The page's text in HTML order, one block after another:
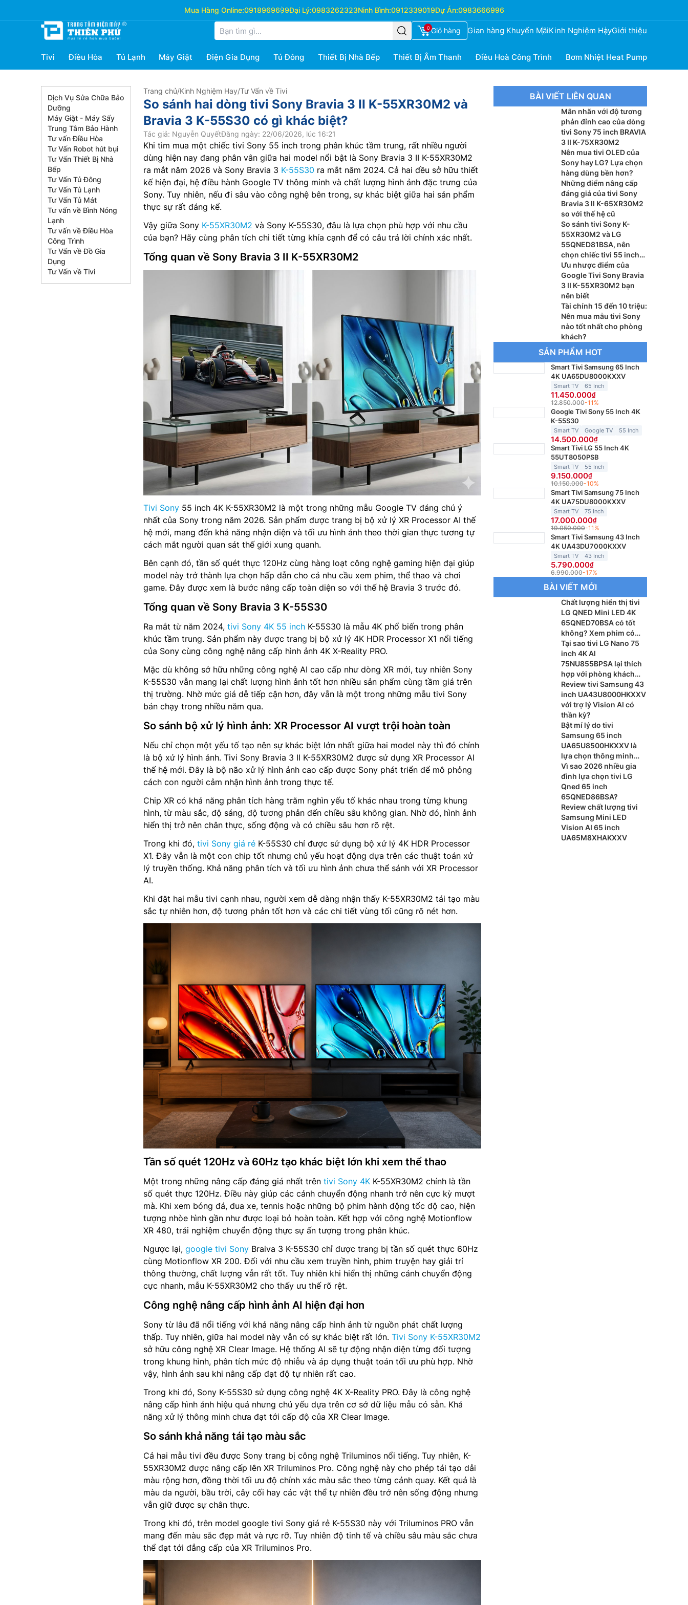
Mua Hàng Online:0918969699Đại Lý:0983262323Ninh Bình:0912339019Dự Án:0983666996
0 Giỏ hàng Gian hàng Khuyến MãiKinh Nghiệm HayGiới thiệu
Tivi Điều Hòa Tủ Lạnh Máy Giặt Điện Gia Dụng Tủ Đông Thiết Bị Nhà Bếp Thiết Bị Âm Thanh Điều Hoà Công Trình Bơm Nhiệt Heat Pump
Dịch Vụ Sửa Chữa Bảo
Dưỡng
Máy Giặt - Máy Sấy
Trung Tâm Bảo Hành
Tư vấn Điều Hòa
Tư Vấn Robot hút bụi
Tư Vấn Thiết Bị Nhà
Bếp
Tư Vấn Tủ Đông
Tư Vấn Tủ Lạnh
Tư Vấn Tủ Mát
Tư vấn về Bình Nóng
Lạnh
Tư vấn về Điều Hòa
Công Trình
Tư Vấn về Đồ Gia
Dụng
Tư Vấn về Tivi
Trang chủ/Kinh Nghiệm Hay/Tư Vấn về Tivi
So sánh hai dòng tivi Sony Bravia 3 II K-55XR30M2 và
Bravia 3 K-55S30 có gì khác biệt?
Tác giả: Nguyễn QuyếtĐăng ngày: 22/06/2026, lúc 16:21
Khi tìm mua một chiếc tivi Sony 55 inch trong phân khúc tầm trung, rất nhiều người
dùng hiện nay đang phân vân giữa hai model nổi bật là Sony Bravia 3 II K-55XR30M2
ra mắt năm 2026 và Sony Bravia 3 K-55S30 ra mắt năm 2024. Cả hai đều sở hữu thiết
kế hiện đại, hệ điều hành Google TV thông minh và chất lượng hình ảnh đặc trưng của
Sony. Tuy nhiên, nếu đi sâu vào công nghệ bên trong, sự khác biệt giữa hai sản phẩm
thực sự rất đáng kể.
Vậy giữa Sony K-55XR30M2 và Sony K-55S30, đâu là lựa chọn phù hợp với nhu cầu
của bạn? Hãy cùng phân tích chi tiết từng khía cạnh để có câu trả lời chính xác nhất.
Tổng quan về Sony Bravia 3 II K-55XR30M2
Tivi Sony 55 inch 4K K-55XR30M2 là một trong những mẫu Google TV đáng chú ý
nhất của Sony trong năm 2026. Sản phẩm được trang bị bộ xử lý XR Processor AI thế
hệ mới, mang đến khả năng nhận diện và tối ưu hình ảnh theo thời gian thực tương tự
cách mắt người quan sát thế giới xung quanh.
Bên cạnh đó, tần số quét thực 120Hz cùng hàng loạt công nghệ gaming hiện đại giúp
model này trở thành lựa chọn hấp dẫn cho cả nhu cầu xem phim, thể thao và chơi
game. Đây được xem là bước nâng cấp toàn diện so với thế hệ Bravia 3 trước đó.
Tổng quan về Sony Bravia 3 K-55S30
Ra mắt từ năm 2024, tivi Sony 4K 55 inch K-55S30 là mẫu 4K phổ biến trong phân
khúc tầm trung. Sản phẩm này được trang bị bộ xử lý 4K HDR Processor X1 nổi tiếng
của Sony cùng công nghệ nâng cấp hình ảnh 4K X-Reality PRO.
Mặc dù không sở hữu những công nghệ AI cao cấp như dòng XR mới, tuy nhiên Sony
K-55S30 vẫn mang lại chất lượng hình ảnh tốt hơn nhiều sản phẩm cùng tầm giá trên
thị trường. Nhờ mức giá dễ tiếp cận hơn, đây vẫn là một trong những mẫu tivi Sony
bán chạy trong nhiều năm qua.
So sánh bộ xử lý hình ảnh: XR Processor AI vượt trội hoàn toàn
Nếu chỉ chọn một yếu tố tạo nên sự khác biệt lớn nhất giữa hai model này thì đó chính
là bộ xử lý hình ảnh. Tivi Sony Bravia 3 II K-55XR30M2 được sử dụng XR Processor AI
thế hệ mới. Đây là bộ não xử lý hình ảnh cao cấp được Sony phát triển để mô phỏng
cách con người cảm nhận hình ảnh trong thực tế.
Chip XR có khả năng phân tích hàng trăm nghìn yếu tố khác nhau trong từng khung
hình, từ màu sắc, độ sáng, độ tương phản đến chiều sâu không gian. Nhờ đó, hình ảnh
hiển thị trở nên chân thực, sống động và có chiều sâu hơn rõ rệt.
Trong khi đó, tivi Sony giá rẻ K-55S30 chỉ được sử dụng bộ xử lý 4K HDR Processor
X1. Đây vẫn là một con chip tốt nhưng chủ yếu hoạt động dựa trên các thuật toán xử
lý truyền thống. Khả năng phân tích và tối ưu hình ảnh chưa thể sánh với XR Processor
AI.
Khi đặt hai mẫu tivi cạnh nhau, người xem dễ dàng nhận thấy K-55XR30M2 tái tạo màu
sắc tự nhiên hơn, độ tương phản tốt hơn và các chi tiết vùng tối cũng rõ nét hơn.
Tần số quét 120Hz và 60Hz tạo khác biệt lớn khi xem thể thao
Một trong những nâng cấp đáng giá nhất trên tivi Sony 4K K-55XR30M2 chính là tần
số quét thực 120Hz. Điều này giúp các cảnh chuyển động nhanh trở nên cực kỳ mượt
mà. Khi xem bóng đá, đua xe, tennis hoặc những bộ phim hành động tốc độ cao, hiện
tượng nhòe hình gần như được loại bỏ hoàn toàn. Kết hợp với công nghệ Motionflow
XR 480, trải nghiệm chuyển động thực sự ấn tượng trong phân khúc.
Ngược lại, google tivi Sony Braiva 3 K-55S30 chỉ được trang bị tần số quét thực 60Hz
cùng Motionflow XR 200. Đối với nhu cầu xem truyền hình, phim truyện hay giải trí
thông thường, chất lượng vẫn rất tốt. Tuy nhiên khi hiển thị những cảnh chuyển động
cực nhanh, mẫu K-55XR30M2 cho thấy ưu thế rõ rệt.
Công nghệ nâng cấp hình ảnh AI hiện đại hơn
Sony từ lâu đã nổi tiếng với khả năng nâng cấp hình ảnh từ nguồn phát chất lượng
thấp. Tuy nhiên, giữa hai model này vẫn có sự khác biệt rất lớn. Tivi Sony K-55XR30M2
sở hữu công nghệ XR Clear Image. Hệ thống AI sẽ tự động nhận diện từng đối tượng
trong khung hình, phân tích mức độ nhiễu và áp dụng thuật toán tối ưu phù hợp. Nhờ
vậy, hình ảnh sau khi nâng cấp đạt độ tự nhiên rất cao.
Trong khi đó, Sony K-55S30 sử dụng công nghệ 4K X-Reality PRO. Đây là công nghệ
nâng cấp hình ảnh hiệu quả nhưng chủ yếu dựa trên cơ sở dữ liệu mẫu có sẵn. Khả
năng xử lý thông minh chưa đạt tới cấp độ của XR Clear Image.
So sánh khả năng tái tạo màu sắc
Cả hai mẫu tivi đều được Sony trang bị công nghệ Triluminos nổi tiếng. Tuy nhiên, K-
55XR30M2 được nâng cấp lên XR Triluminos Pro. Công nghệ này cho phép tái tạo dải
màu rộng hơn, đồng thời tối ưu độ chính xác màu sắc theo từng cảnh quay. Kết quả là
màu da người, bầu trời, cây cối hay các vật thể tự nhiên đều trở nên sống động nhưng
vẫn giữ được sự chân thực.
Trong khi đó, trên model google tivi Sony giá rẻ K-55S30 này với Triluminos PRO vẫn
mang đến màu sắc đẹp mắt và rực rỡ. Tuy nhiên độ tinh tế và chiều sâu màu sắc chưa
thể đạt tới đẳng cấp của XR Triluminos Pro.
BÀI VIẾT LIÊN QUAN
Mãn nhãn với độ tương
phản đỉnh cao của dòng
tivi Sony 75 inch BRAVIA
3 II K-75XR30M2
Nên mua tivi OLED của
Sony hay LG? Lựa chọn
hàng dùng bền hơn?
Những điểm nâng cấp
đáng giá của tivi Sony
Bravia 3 II K-65XR30M2
so với thế hệ cũ
So sánh tivi Sony K-
55XR30M2 và LG
55QNED81BSA, nên
chọn chiếc tivi 55 inch
nào?
Ưu nhược điểm của
Google Tivi Sony Bravia
3 II K-55XR30M2 bạn
nên biết
Tài chính 15 đến 10 triệu:
Nên mua mẫu tivi Sony
nào tốt nhất cho phòng
khách?
SẢN PHẨM HOT
Smart Tivi Samsung 65 Inch
4K UA65DU8000KXXV
Smart TV 65 Inch
11.450.000
12.850.000-11%
Google Tivi Sony 55 Inch 4K
K-55S30
Smart TV Google TV 55 Inch
14.500.000
Smart Tivi LG 55 Inch 4K
55UT8050PSB
Smart TV 55 Inch
9.150.000
10.150.000-10%
Smart Tivi Samsung 75 Inch
4K UA75DU8000KXXV
Smart TV 75 Inch
17.000.000
19.050.000-11%
Smart Tivi Samsung 43 Inch
4K UA43DU7000KXXV
Smart TV 43 Inch
5.790.000
6.990.000-17%
BÀI VIẾT MỚI
Chất lượng hiển thị tivi
LG QNED Mini LED 4K
65QNED70BSA có tốt
không? Xem phim có
sắc nét?
Tại sao tivi LG Nano 75
inch 4K AI
75NU855BPSA lại thích
hợp với phòng khách
lớn?
Review tivi Samsung 43
inch UA43U8000HKXXV
với trợ lý Vision AI có
thần kỳ?
Bật mí lý do tivi
Samsung 65 inch
UA65U8500HKXXV là
lựa chọn thông minh
cho phòng khách
Vì sao 2026 nhiều gia
đình lựa chọn tivi LG
Qned 65 inch
65QNED86BSA?
Review chất lượng tivi
Samsung Mini LED
Vision AI 65 inch
UA65M8XHAKXXV